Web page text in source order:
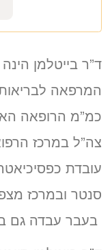
ד”ר בייטלמן
המרפאה
כמ”מ הרופאה
צה”ל במרכז
עובדת
סנטר ובמרכז
בעבר עבדה גם